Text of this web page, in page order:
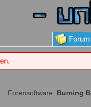
Forum
Forensoftware: Burning